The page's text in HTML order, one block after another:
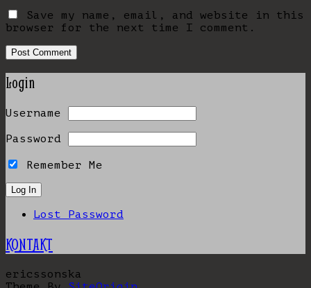
Save my name, email, and website in this
browser for the next time I comment.
Login
Username
Password
Remember Me
Lost Password
KONTAKT
ericssonska